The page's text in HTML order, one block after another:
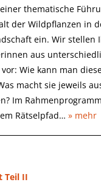
thematische
der Wildpflanzen in
ein. Wir stellen
aus
Wie kann man
macht sie jeweils
Im
Rätselpfad…» mehr
Teil II